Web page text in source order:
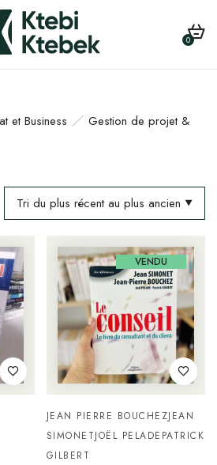
0
et Business
Gestion de projet &
Tri du plus récent au plus ancien
VENDU
JEAN PIERRE BOUCHEZJEAN
SIMONETJOËL PELADE PATRICK
GILBERT